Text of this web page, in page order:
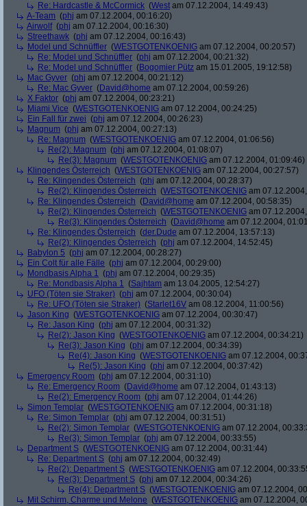
Re: Hardcastle & McCormick (West am 07.12.2004, 14:49:43)
A-Team (phj am 07.12.2004, 00:16:20)
Airwolf(phj am 07.12.2004, 00:16:30)
Streethawk (phj am 07.12.2004, 00:16:43)
Model und Schnüffler (WESTGOTENKOENIG am 07.12.2004, 00:20:57)
Re: Model und Schnüffler (phj am 07.12.2004, 00:21:32)
Re: Model und Schnüffler (Bogomier Pütz am 15.01.2005, 19:12:58)
Mac Gyver (phj am 07.12.2004, 00:21:12)
Re: Mac Gyver (David@home am 07.12.2004, 00:59:26)
X Faktor (phj am 07.12.2004, 00:23:21)
Miami Vice (WESTGOTENKOENIG am 07.12.2004, 00:24:25)
Ein Fall für zwei (phj am 07.12.2004, 00:26:23)
Magnum (phj am 07.12.2004, 00:27:13)
Re: Magnum (WESTGOTENKOENIG am 07.12.2004, 01:06:56)
Re(2): Magnum (phj am 07.12.2004, 01:08:07)
Re(3): Magnum (WESTGOTENKOENIG am 07.12.2004, 01:09:46)
Klingendes Österreich (WESTGOTENKOENIG am 07.12.2004, 00:27:57)
Re: Klingendes Österreich (phj am 07.12.2004, 00:28:37)
Re(2): Klingendes Österreich (WESTGOTENKOENIG am
Re: Klingendes Österreich (David@home am 07.12.2004, 00:58:35)
Re(2): Klingendes Österreich (WESTGOTENKOENIG am
Re(3): Klingendes Österreich (David@home am 07.12.2004,
Re: Klingendes Österreich (der.Dude am 07.12.2004, 13:57:13)
Re(2): Klingendes Österreich (phj am 07.12.2004, 14:52:45)
Babylon 5 (phj am 07.12.2004, 00:28:27)
Ein Colt für alle Fälle (phj am 07.12.2004, 00:29:00)
Mondbasis Alpha 1 (phj am 07.12.2004, 00:29:35)
Re: Mondbasis Alpha 1 (Sajhtam am 13.04.2005, 12:54:27)
UFO (Töten sie Straker) (phj am 07.12.2004, 00:30:04)
Re: UFO (Töten sie Straker) (Starlet16V am 08.12.2004, 11:00:56)
Jason King (WESTGOTENKOENIG am 07.12.2004, 00:30:47)
Re: Jason King (phj am 07.12.2004, 00:31:32)
Re(2): Jason King (WESTGOTENKOENIG am 07.12.2004, 00:34:21)
Re(3): Jason King (phj am 07.12.2004, 00:34:39)
Re(4): Jason King (WESTGOTENKOENIG am 07.12.2004,
Re(5): Jason King (phj am 07.12.2004, 00:37:42)
Emergency Room (phj am 07.12.2004, 00:31:10)
Re: Emergency Room (David@home am 07.12.2004, 01:43:13)
Re(2): Emergency Room (phj am 07.12.2004, 01:44:26)
Simon Templar (WESTGOTENKOENIG am 07.12.2004, 00:31:18)
Re: Simon Templar (phj am 07.12.2004, 00:31:51)
Re(2): Simon Templar (WESTGOTENKOENIG am 07.12.2004,
Re(3): Simon Templar (phj am 07.12.2004, 00:33:55)
Department S (WESTGOTENKOENIG am 07.12.2004, 00:31:44)
Re: Department S (phj am 07.12.2004, 00:32:49)
Re(2): Department S (WESTGOTENKOENIG am 07.12.2004,
Re(3): Department S (phj am 07.12.2004, 00:34:26)
Re(4): Department S (WESTGOTENKOENIG am 07.12.2004,
Mit Schirm, Charme und Melone (WESTGOTENKOENIG am 07.12.2004,